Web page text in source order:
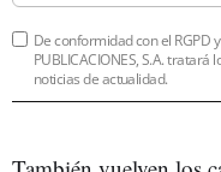
De conformidad con el RGPD y
PUBLICACIONES, S.A.
noticias de actualidad.